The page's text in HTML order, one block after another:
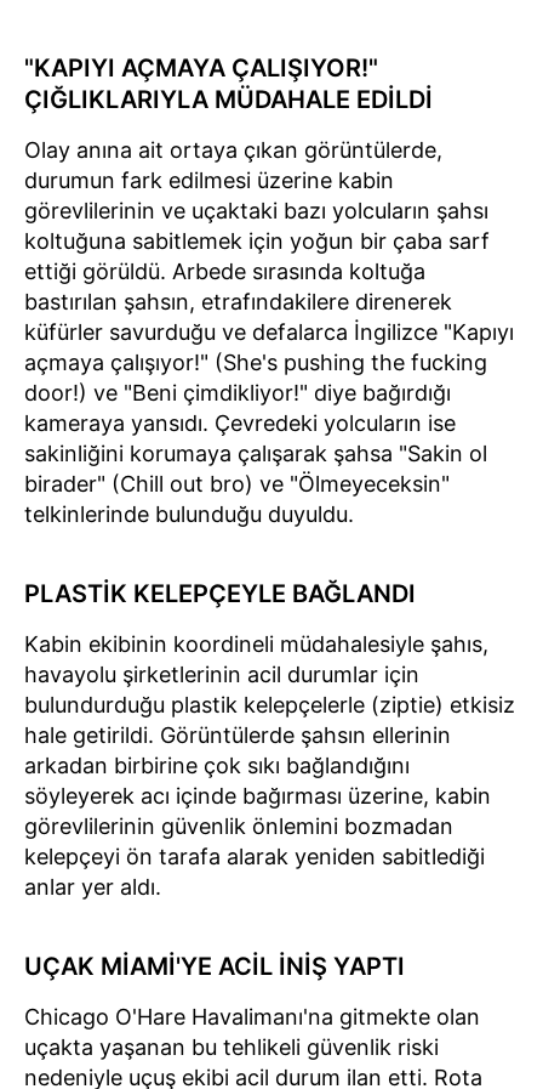
"KAPIYI AÇMAYA ÇALIŞIYOR!"
ÇIĞLIKLARIYLA MÜDAHALE EDİLDİ
Olay anına ait ortaya çıkan görüntülerde,
durumun fark edilmesi üzerine kabin
görevlilerinin ve uçaktaki bazı yolcuların şahsı
koltuğuna sabitlemek için yoğun bir çaba sarf
ettiği görüldü. Arbede sırasında koltuğa
bastırılan şahsın, etrafındakilere direnerek
küfürler savurduğu ve defalarca İngilizce "Kapıyı
açmaya çalışıyor!" (She's pushing the fucking
door!) ve "Beni çimdikliyor!" diye bağırdığı
kameraya yansıdı. Çevredeki yolcuların ise
sakinliğini korumaya çalışarak şahsa "Sakin ol
birader" (Chill out bro) ve "Ölmeyeceksin"
telkinlerinde bulunduğu duyuldu.
PLASTİK KELEPÇEYLE BAĞLANDI
Kabin ekibinin koordineli müdahalesiyle şahıs,
havayolu şirketlerinin acil durumlar için
bulundurduğu plastik kelepçelerle (ziptie) etkisiz
hale getirildi. Görüntülerde şahsın ellerinin
arkadan birbirine çok sıkı bağlandığını
söyleyerek acı içinde bağırması üzerine, kabin
görevlilerinin güvenlik önlemini bozmadan
kelepçeyi ön tarafa alarak yeniden sabitlediği
anlar yer aldı.
UÇAK MİAMİ'YE ACİL İNİŞ YAPTI
Chicago O'Hare Havalimanı'na gitmekte olan
uçakta yaşanan bu tehlikeli güvenlik riski
nedeniyle uçuş ekibi acil durum ilan etti. Rota